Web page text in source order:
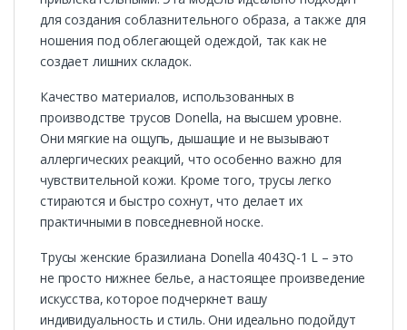
для создания соблазнительного образа, а также для
ношения под облегающей одеждой, так как не
создает лишних складок.
Качество материалов, использованных в
производстве трусов Donella, на высшем уровне.
Они мягкие на ощупь, дышащие и не вызывают
аллергических реакций, что особенно важно для
чувствительной кожи. Кроме того, трусы легко
стираются и быстро сохнут, что делает их
практичными в повседневной носке.
Трусы женские бразилиана Donella 4043Q-1 L – это
не просто нижнее белье, а настоящее произведение
искусства, которое подчеркнет вашу
индивидуальность и стиль. Они идеально подойдут